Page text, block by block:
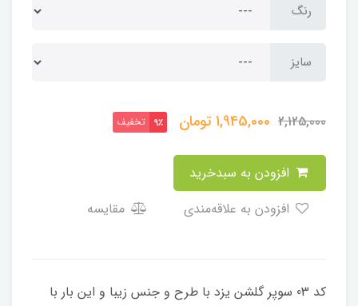
رنگ
سایز
2,125,000
1,945,000تومان 9٪ تخفیف
مقایسه
کد 03 سوپر گلشن یزد با طرح و جنس زیبا و این بار با